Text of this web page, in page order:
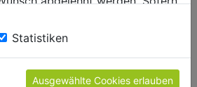
kg
Cookies.
Statistiken
Ausgewählte Cookies erlauben